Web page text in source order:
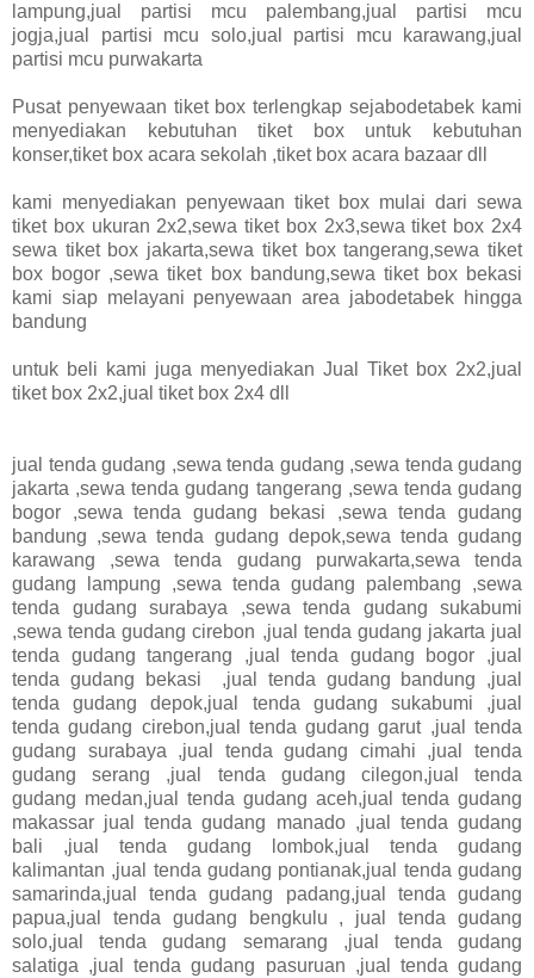
lampung,jual partisi mcu palembang,jual partisi mcu
jogja,jual partisi mcu solo,jual partisi mcu karawang,jual
partisi mcu purwakarta
Pusat penyewaan tiket box terlengkap sejabodetabek kami
menyediakan kebutuhan tiket box untuk kebutuhan
konser,tiket box acara sekolah ,tiket box acara bazaar dll
kami menyediakan penyewaan tiket box mulai dari sewa
tiket box ukuran 2x2,sewa tiket box 2x3,sewa tiket box 2x4
sewa tiket box jakarta,sewa tiket box tangerang,sewa tiket
box bogor ,sewa tiket box bandung,sewa tiket box bekasi
kami siap melayani penyewaan area jabodetabek hingga
bandung
untuk beli kami juga menyediakan Jual Tiket box 2x2,jual
tiket box 2x2,jual tiket box 2x4 dll
jual tenda gudang ,sewa tenda gudang ,sewa tenda gudang
jakarta ,sewa tenda gudang tangerang ,sewa tenda gudang
bogor ,sewa tenda gudang bekasi ,sewa tenda gudang
bandung ,sewa tenda gudang depok,sewa tenda gudang
karawang ,sewa tenda gudang purwakarta,sewa tenda
gudang lampung ,sewa tenda gudang palembang ,sewa
tenda gudang surabaya ,sewa tenda gudang sukabumi
,sewa tenda gudang cirebon ,jual tenda gudang jakarta jual
tenda gudang tangerang ,jual tenda gudang bogor ,jual
tenda gudang bekasi ,jual tenda gudang bandung ,jual
tenda gudang depok,jual tenda gudang sukabumi ,jual
tenda gudang cirebon,jual tenda gudang garut ,jual tenda
gudang surabaya ,jual tenda gudang cimahi ,jual tenda
gudang serang ,jual tenda gudang cilegon,jual tenda
gudang medan,jual tenda gudang aceh,jual tenda gudang
makassar jual tenda gudang manado ,jual tenda gudang
bali ,jual tenda gudang lombok,jual tenda gudang
kalimantan ,jual tenda gudang pontianak,jual tenda gudang
samarinda,jual tenda gudang padang,jual tenda gudang
papua,jual tenda gudang bengkulu , jual tenda gudang
solo,jual tenda gudang semarang ,jual tenda gudang
salatiga ,jual tenda gudang pasuruan ,jual tenda gudang